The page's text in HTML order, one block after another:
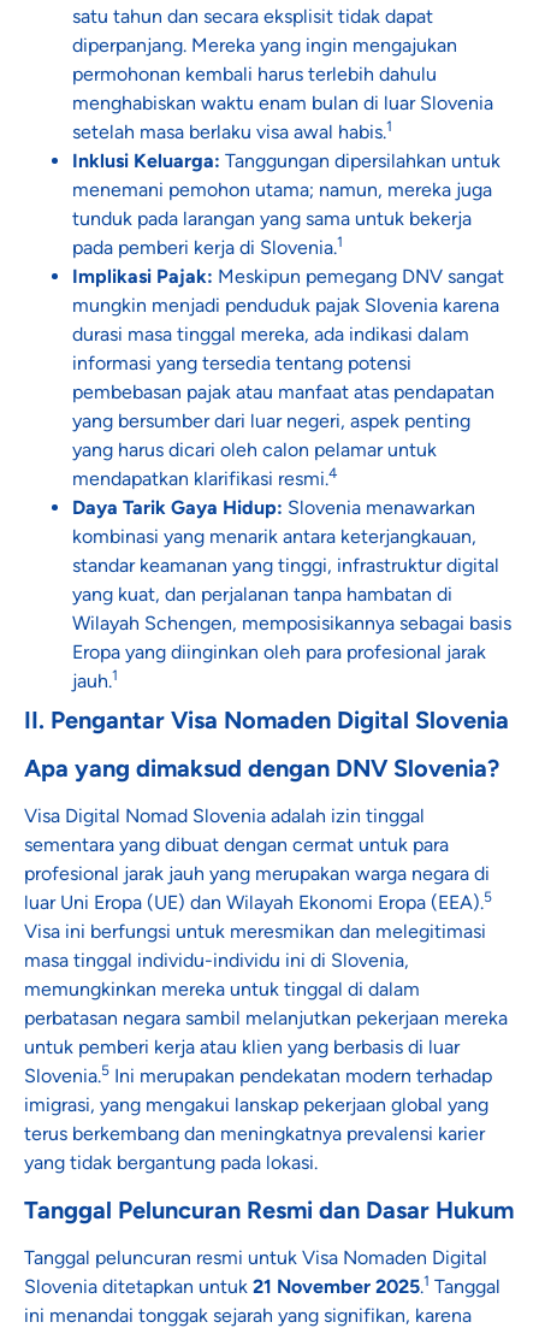
satu tahun dan secara eksplisit tidak dapat
diperpanjang. Mereka yang ingin mengajukan
permohonan kembali harus terlebih dahulu
menghabiskan waktu enam bulan di luar Slovenia
setelah masa berlaku visa awal habis.1
Inklusi Keluarga: Tanggungan dipersilahkan untuk
menemani pemohon utama; namun, mereka juga
tunduk pada larangan yang sama untuk bekerja
pada pemberi kerja di Slovenia.1
Implikasi Pajak: Meskipun pemegang DNV sangat
mungkin menjadi penduduk pajak Slovenia karena
durasi masa tinggal mereka, ada indikasi dalam
informasi yang tersedia tentang potensi
pembebasan pajak atau manfaat atas pendapatan
yang bersumber dari luar negeri, aspek penting
yang harus dicari oleh calon pelamar untuk
mendapatkan klarifikasi resmi.4
Daya Tarik Gaya Hidup: Slovenia menawarkan
kombinasi yang menarik antara keterjangkauan,
standar keamanan yang tinggi, infrastruktur digital
yang kuat, dan perjalanan tanpa hambatan di
Wilayah Schengen, memposisikannya sebagai basis
Eropa yang diinginkan oleh para profesional jarak
jauh.1
II. Pengantar Visa Nomaden Digital Slovenia
Apa yang dimaksud dengan DNV Slovenia?
Visa Digital Nomad Slovenia adalah izin tinggal
sementara yang dibuat dengan cermat untuk para
profesional jarak jauh yang merupakan warga negara di
luar Uni Eropa (UE) dan Wilayah Ekonomi Eropa (EEA).5
Visa ini berfungsi untuk meresmikan dan melegitimasi
masa tinggal individu-individu ini di Slovenia,
memungkinkan mereka untuk tinggal di dalam
perbatasan negara sambil melanjutkan pekerjaan mereka
untuk pemberi kerja atau klien yang berbasis di luar
Slovenia.5 Ini merupakan pendekatan modern terhadap
imigrasi, yang mengakui lanskap pekerjaan global yang
terus berkembang dan meningkatnya prevalensi karier
yang tidak bergantung pada lokasi.
Tanggal Peluncuran Resmi dan Dasar Hukum
Tanggal peluncuran resmi untuk Visa Nomaden Digital
Slovenia ditetapkan untuk 21 November 2025.1 Tanggal
ini menandai tonggak sejarah yang signifikan, karena